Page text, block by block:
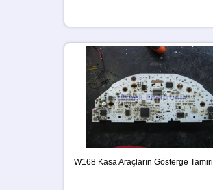
W168 Kasa Araçların Gösterge Tamiri